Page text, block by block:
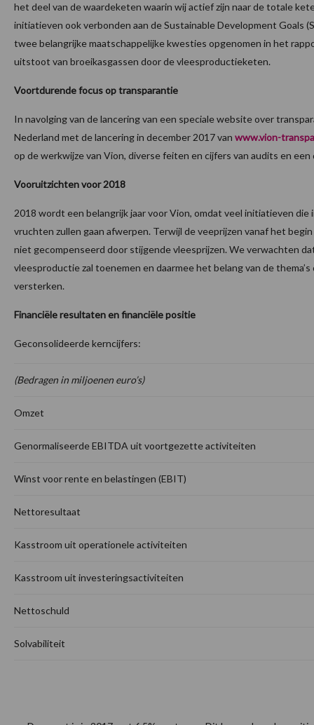
het deel van de waardeketen waarin wij actief zijn naar de totale
initiatieven ook verbonden aan de Sustainable Development Goals
twee belangrijke maatschappelijke kwesties opgenomen in het
uitstoot van broeikasgassen door de vleesproductieketen.
Voortdurende focus op transparantie
In navolging van de lancering van een speciale website over
Nederland met de lancering in december 2017 van www.vion-
op de werkwijze van Vion, diverse feiten en cijfers van audits en
Vooruitzichten voor 2018
2018 wordt een belangrijk jaar voor Vion, omdat veel initiatieven die
vruchten zullen gaan afwerpen. Terwijl de veeprijzen vanaf het
niet gecompenseerd door stijgende vleesprijzen. We verwachten
vleesproductie zal toenemen en daarmee het belang van de
versterken.
Financiële resultaten en financiële positie
Geconsolideerde kerncijfers:
(Bedragen in miljoenen euro’s)
Omzet
Genormaliseerde EBITDA uit voortgezette activiteiten
Winst voor rente en belastingen (EBIT)
Nettoresultaat
Kasstroom uit operationele activiteiten
Kasstroom uit investeringsactiviteiten
Nettoschuld
Solvabiliteit